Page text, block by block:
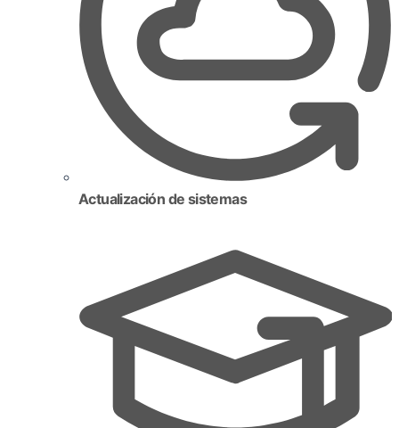
Actualización de sistemas